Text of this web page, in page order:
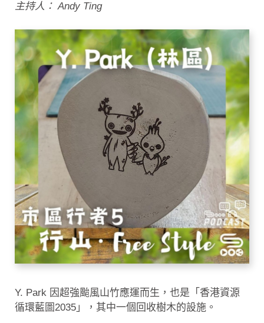
主持人： Andy Ting
Y. Park 因超強颱風山竹應運而生，也是「香港資源
循環藍圖2035」，其中一個回收樹木的設施。